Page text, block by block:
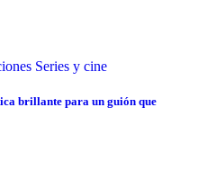
Series y cine
brillante para un guión que